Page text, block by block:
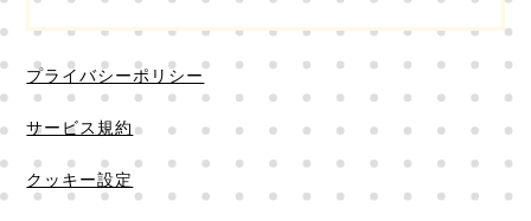
プライバシーポリシー
サービス規約
クッキー設定